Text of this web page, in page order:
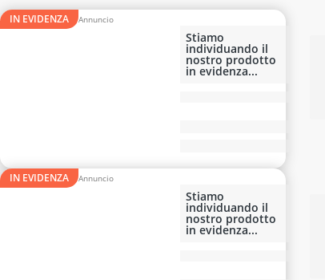
aeratore per vino
aerografo
affetta ananas
Affettatrice
IN EVIDENZA
Stiamo
individuando il
nostro prodotto
in evidenza...
IN EVIDENZA
Stiamo
individuando il
nostro prodotto
in evidenza...